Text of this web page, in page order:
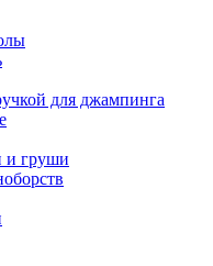
для джампинга
и груши